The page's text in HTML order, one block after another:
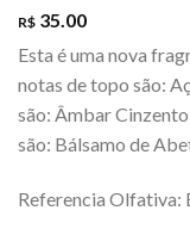
R$ 35.00
Esta é uma nova
notas de topo são:
são: Âmbar
são: Bálsamo de
Referencia Olfativa: